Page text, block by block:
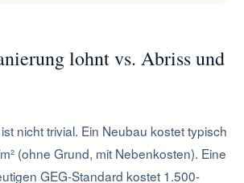
lohnt vs. Abriss und
nicht trivial. Ein Neubau kostet typisch
(ohne Grund, mit Nebenkosten). Eine
GEG-Standard kostet 1.500-